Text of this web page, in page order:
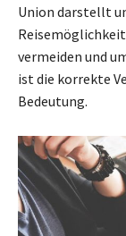
Union darstellt
vermeiden und
ist die korrekte
Bedeutung.